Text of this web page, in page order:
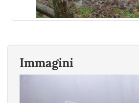
Immagini